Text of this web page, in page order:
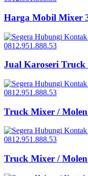
Harga Mobil Mixer
Jual Karoseri
Truck Mixer /
Truck Mixer /